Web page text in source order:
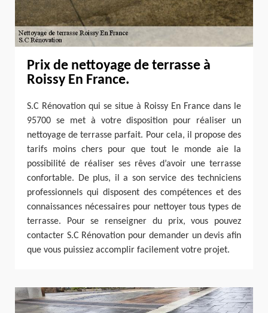
Prix de nettoyage de terrasse à
Roissy En France.
S.C Rénovation qui se situe à Roissy En France dans le
95700 se met à votre disposition pour réaliser un
nettoyage de terrasse parfait. Pour cela, il propose des
tarifs moins chers pour que tout le monde aie la
possibilité de réaliser ses rêves d’avoir une terrasse
confortable. De plus, il a son service des techniciens
professionnels qui disposent des compétences et des
connaissances nécessaires pour nettoyer tous types de
terrasse. Pour se renseigner du prix, vous pouvez
contacter S.C Rénovation pour demander un devis afin
que vous puissiez accomplir facilement votre projet.